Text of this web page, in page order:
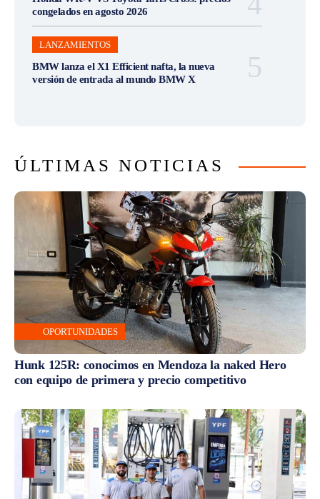
congelados en agosto 2026
LANZAMIENTOS
BMW lanza el X1 Efficient nafta, la nueva
versión de entrada al mundo BMW X
ÚLTIMAS NOTICIAS
OPORTUNIDADES
Hunk 125R: conocimos en Mendoza la naked Hero
con equipo de primera y precio competitivo